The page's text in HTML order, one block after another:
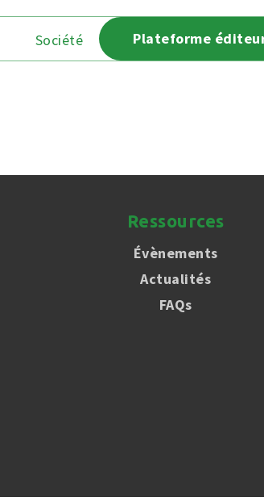
Société Plateforme
Ressources
Évènements
Actualités
FAQs